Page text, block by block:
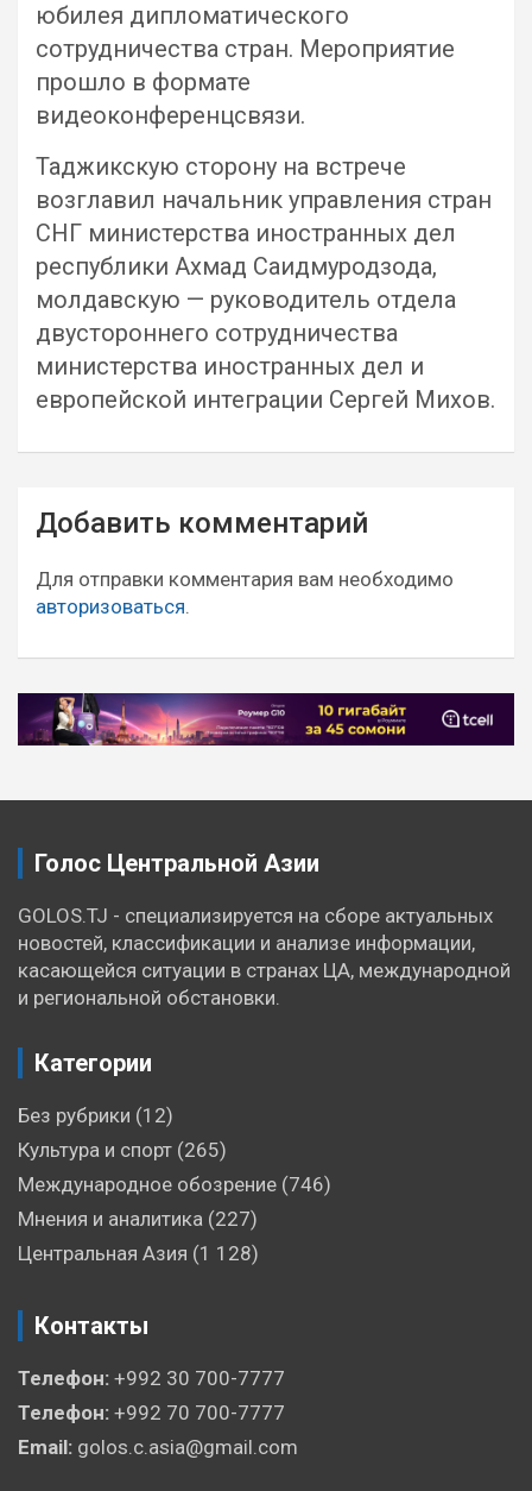
юбилея дипломатического
сотрудничества стран. Мероприятие
прошло в формате
видеоконференцсвязи.
Таджикскую сторону на встрече
возглавил начальник управления стран
СНГ министерства иностранных дел
республики Ахмад Саидмуродзода,
молдавскую — руководитель отдела
двустороннего сотрудничества
министерства иностранных дел и
европейской интеграции Сергей Михов.
Навигация
по
записям
Добавить комментарий
Для отправки комментария вам необходимо
авторизоваться.
Голос Центральной Азии
GOLOS.TJ - специализируется на сборе актуальных
новостей, классификации и анализе информации,
касающейся ситуации в странах ЦА, международной
и региональной обстановки.
Категории
Без рубрики (12)
Культура и спорт (265)
Международное обозрение (746)
Мнения и аналитика (227)
Центральная Азия (1 128)
Контакты
Телефон: +992 30 700-7777
Телефон: +992 70 700-7777
Email: golos.c.asia@gmail.com